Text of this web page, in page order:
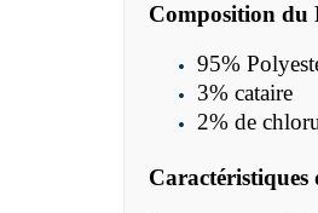
Composition du
95%
3% cataire
2% de